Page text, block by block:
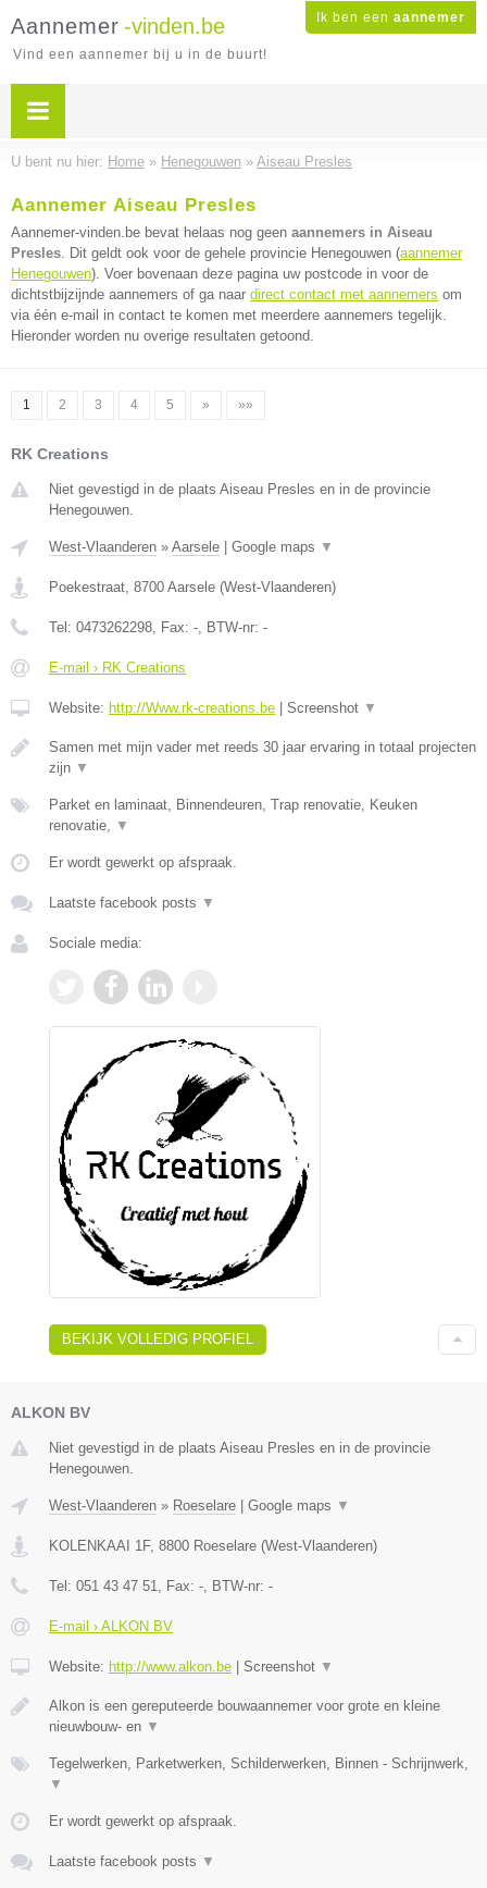
Ik ben een aannemer
Aannemer -vinden.be
Vind een aannemer bij u in de buurt!
U bent nu hier: Home » Henegouwen » Aiseau Presles
Aannemer Aiseau Presles
Aannemer-vinden.be bevat helaas nog geen aannemers in Aiseau
Presles. Dit geldt ook voor de gehele provincie Henegouwen (aannemer
Henegouwen). Voer bovenaan deze pagina uw postcode in voor de
dichtstbijzijnde aannemers of ga naar direct contact met aannemers om
via één e-mail in contact te komen met meerdere aannemers tegelijk.
Hieronder worden nu overige resultaten getoond.
1 2 3 4 5 » »»
RK Creations
Niet gevestigd in de plaats Aiseau Presles en in de provincie
Henegouwen.
West-Vlaanderen » Aarsele Google maps ▼
Poekestraat, 8700 Aarsele (West-Vlaanderen)
Tel: 0473262298, Fax: -, BTW-nr: -
E-mail › RK Creations
Website: http://Www.rk-creations.be Screenshot ▼
Samen met mijn vader met reeds 30 jaar ervaring in totaal projecten
zijn ▼
Parket en laminaat, Binnendeuren, Trap renovatie, Keuken
renovatie, ▼
Er wordt gewerkt op afspraak.
Laatste facebook posts ▼
Sociale media:
BEKIJK VOLLEDIG PROFIEL
ALKON BV
Niet gevestigd in de plaats Aiseau Presles en in de provincie
Henegouwen.
West-Vlaanderen » Roeselare Google maps ▼
KOLENKAAI 1F, 8800 Roeselare (West-Vlaanderen)
Tel: 051 43 47 51, Fax: -, BTW-nr: -
E-mail › ALKON BV
Website: http://www.alkon.be Screenshot ▼
Alkon is een gereputeerde bouwaannemer voor grote en kleine
nieuwbouw- en ▼
Tegelwerken, Parketwerken, Schilderwerken, Binnen - Schrijnwerk,
▼
Er wordt gewerkt op afspraak.
Laatste facebook posts ▼